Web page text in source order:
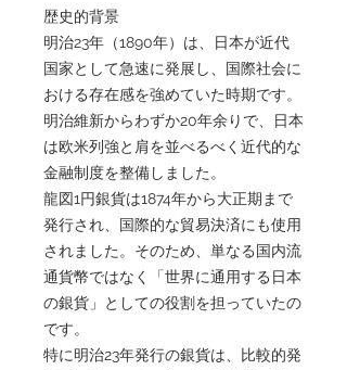
歴史的背景
明治23年（1890年）は、日本が近代
国家として急速に発展し、国際社会に
おける存在感を強めていた時期です。
明治維新からわずか20年余りで、日本
は欧米列強と肩を並べるべく近代的な
金融制度を整備しました。
龍図1円銀貨は1874年から大正期まで
発行され、国際的な貿易決済にも使用
されました。そのため、単なる国内流
通貨幣ではなく「世界に通用する日本
の銀貨」としての役割を担っていたの
です。
特に明治23年発行の銀貨は、比較的発